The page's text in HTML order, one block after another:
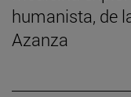
humanista, de
Azanza